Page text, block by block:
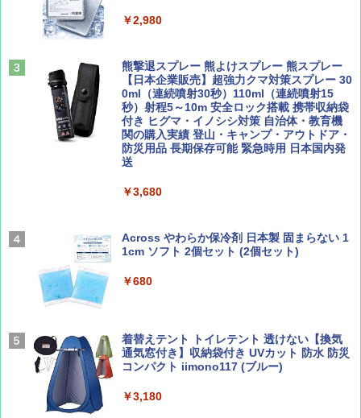
￥1,540
Coyote No.89 特集 星野道夫 夢見る旅
AIRLINE（エアライン）2026年9月号【特
球の歩き方A ヨーロッパ
￥2,479
A26 地球の歩き方 チェコ ポーランド スロヴ
ァキア 2026～2027 地球の歩き方A ヨーロッ
新しい日本地理 地図・統計・移動から読み
ーチ ピクニック ポップアップテント 携帯 簡
￥4,836
ENDLESS BASE 《めざましテレビで紹介》
テント ワンタッチ RENEW 幅200 2-3人用 43
500002(88859)
￥5,999
ーティング フルクローズ メッシュ 3-4人用
簡単設置 ポップアップテント エクルベージ
[キャンパーズコレクション 山善] 傘みたいに
広げるだけ パッとサッとテント キューブワ
イドプラス ブラックコーティング フルクロ
テント PATCW-200B エクルベージュ
￥2,980
熊撃退スプレー 熊よけスプレー 熊スプレー
【日本企業販売】超強力クマ対策スプレー 30
0ml（連続噴射30秒）110ml（連続噴射15
秒）射程5～10m 安全ロック搭載 携帯収納袋
付き ヒグマ・イノシシ対策 自治体・教育機
関の購入実績 登山・キャンプ・アウトドア・
防災用品 長期保存可能 緊急時用 日本国内発
送
￥3,680
Across やわらか保冷剤 日本製 固まらない 1
1cm ソフト 2個セット (2個セット)
￥680
着替えテント トイレテント 透けない【換気
通気窓付き】収納袋付き UVカット 防水 防災
コンパクト iimono117 (ブルー)
￥3,180